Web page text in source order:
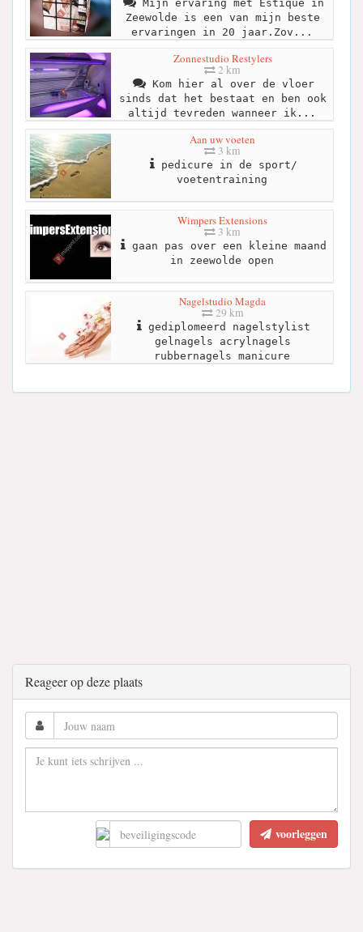
Mijn ervaring met Estique in
Zeewolde is een van mijn beste
ervaringen in 20 jaar.Zov...
Zonnestudio Restylers
2 km
Kom hier al over de vloer
sinds dat het bestaat en ben ook
altijd tevreden wanneer ik...
Aan uw voeten
3 km
pedicure in de sport/
voetentraining
Wimpers Extensions
3 km
gaan pas over een kleine maand
in zeewolde open
Nagelstudio Magda
29 km
gediplomeerd nagelstylist
gelnagels acrylnagels
rubbernagels manicure
Reageer op deze plaats
voorleggen